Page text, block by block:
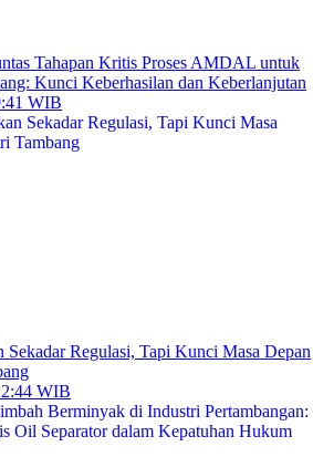
Tahapan Kritis Proses AMDAL untuk
Kunci Keberhasilan dan Keberlanjutan
WIB
Sekadar Regulasi, Tapi Kunci Masa Depan
WIB